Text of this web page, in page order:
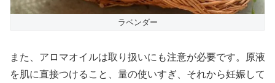
ラベンダー
また、アロマオイルは取り扱いにも注意が必要です。原液
を肌に直接つけること、量の使いすぎ、それから妊娠して